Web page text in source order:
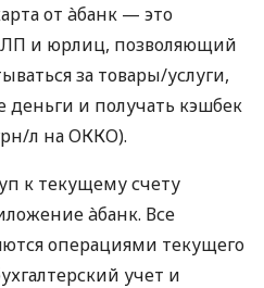
от àбанк — это
и юрлиц, позволяющий
за товары/услуги,
и получать кэшбек
л на ОККО).
к текущему счету
àбанк. Все
операциями текущего
учет и